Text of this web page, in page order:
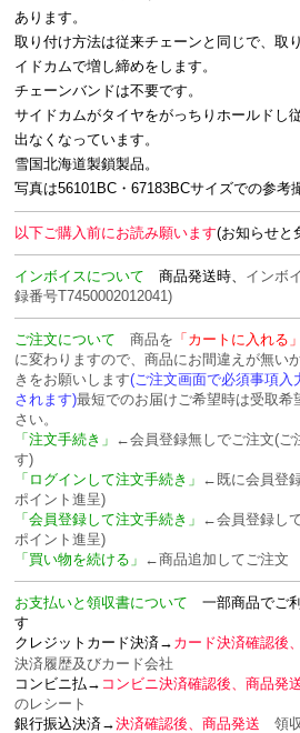
あります。
取り付け方法は従来チェーンと同じで、取
イドカムで増し締めをします。
チェーンバンドは不要です。
サイドカムがタイヤをがっちりホールドし
出なくなっています。
雪国北海道製鎖製品。
写真は56101BC・67183BCサイズでの参考
以下ご購入前にお読み願います(お知らせと
インボイスについて商品発送時、 インボ
録番号T7450002012041)
ご注文について商品を 「カートに入れる」
に変わりますので、商品にお間違えが無い
きをお願いします(ご注文画面で必須事項
されます)最短でのお届けご希望時は受取
さい。
「注文手続き」 ←会員登録無しでご注文(ご
す)
「ログインして注文手続き」 ←既に会員登
ポイント進呈)
「会員登録して注文手続き」 ←会員登録し
ポイント進呈)
「買い物を続ける」 ←商品追加してご注文
お支払いと領収書について一部商品でご
す
クレジットカード決済→ カード決済確認
決済履歴及びカード会社
コンビニ払→ コンビニ決済確認後、商品
のレシート
銀行振込決済→決済確認後、商品発送領